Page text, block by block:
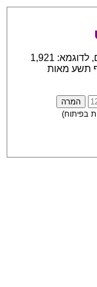
כתבו את המספר אותו יש להפוך למילים, לדוגמא: 1,921
תשע מאות
בפיתוח)